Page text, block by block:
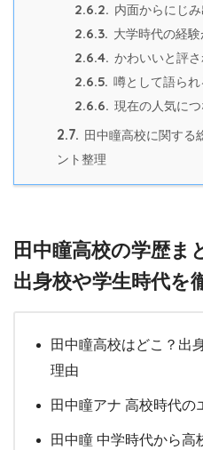
2.6.2. 内面からにじ
2.6.3. 大学時代の経
2.6.4. かわいいと評
2.6.5. 噂として語ら
2.6.6. 現在の人気に
2.7. 田中瞳高校に関する
ント整理
田中瞳高校の学歴ま
出身校や学生時代を
田中瞳高校はどこ？出
理由
田中瞳アナ 高校時代の
田中瞳 中学時代から高